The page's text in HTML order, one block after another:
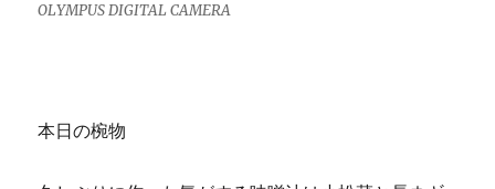
OLYMPUS DIGITAL CAMERA
本日の椀物